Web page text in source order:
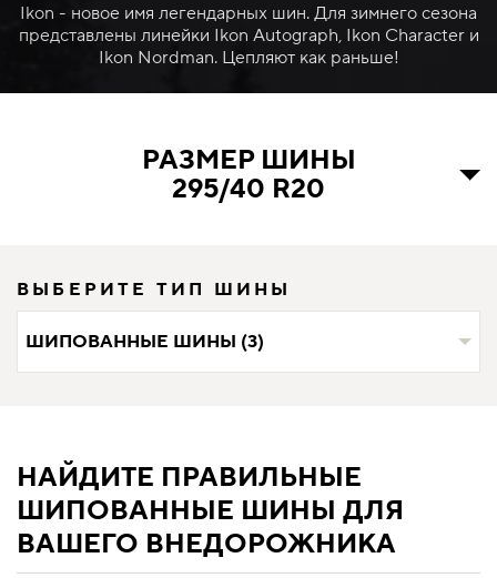
Ikon - новое имя легендарных шин. Для зимнего сезона
представлены линейки Ikon Autograph, Ikon Character и
Ikon Nordman. Цепляют как раньше!
РАЗМЕР ШИНЫ
295/40 R20
ВЫБЕРИТЕ ТИП ШИНЫ
ШИПОВАННЫЕ ШИНЫ (3)
НАЙДИТЕ ПРАВИЛЬНЫЕ
ШИПОВАННЫЕ ШИНЫ ДЛЯ
ВАШЕГО ВНЕДОРОЖНИКА